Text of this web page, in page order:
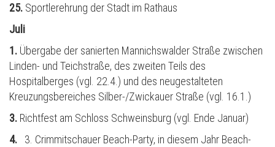
25. Sportlerehrung der Stadt im Rathaus
Juli
1. Übergabe der sanierten Mannichswalder Straße zwischen
Linden- und Teichstraße, des zweiten Teils des
Hospitalberges (vgl. 22.4.) und des neugestalteten
Kreuzungsbereiches Silber-/Zwickauer Straße (vgl. 16.1.)
3. Richtfest am Schloss Schweinsburg (vgl. Ende Januar)
4. 3. Crimmitschauer Beach-Party, in diesem Jahr Beach-